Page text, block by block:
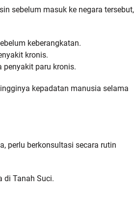
sebelum masuk ke negara tersebut,
keberangkatan.
kronis.
penyakit paru kronis.
kepadatan manusia selama
perlu berkonsultasi secara rutin
di Tanah Suci.